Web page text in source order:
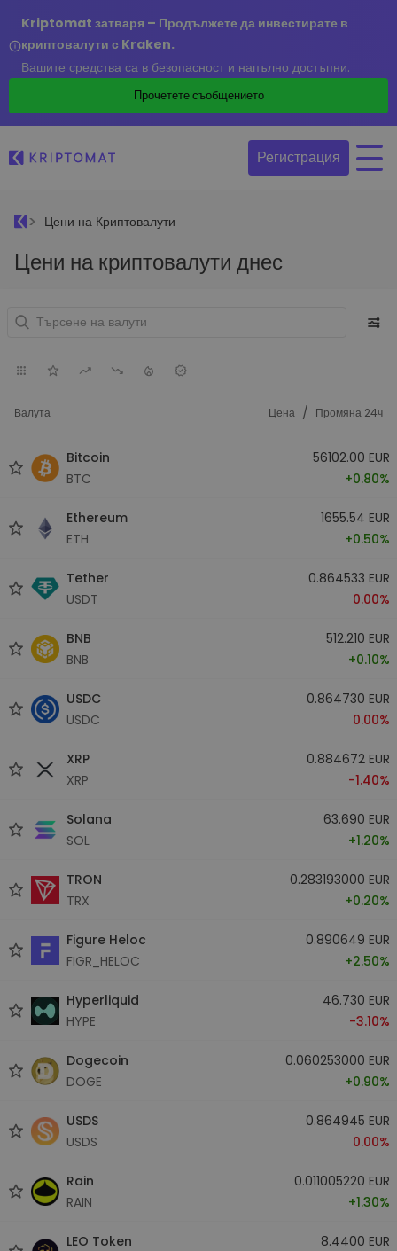
Kriptomat затваря – Продължете да инвестирате в
криптовалути с Kraken.
Вашите средства са в безопасност и напълно достъпни.
Прочетете съобщението
Регистрация
Цени на Криптовалути
Цени на криптовалути днес
Валута Цена / Промяна 24ч
Bitcoin
BTC
56102.00 EUR
+0.80%
Ethereum
ETH
1655.54 EUR
+0.50%
Tether
USDT
0.864533 EUR
0.00%
BNB
BNB
512.210 EUR
+0.10%
USDC
USDC
0.864730 EUR
0.00%
XRP
XRP
0.884672 EUR
-1.40%
Solana
SOL
63.690 EUR
+1.20%
TRON
TRX
0.283193000 EUR
+0.20%
Figure Heloc
FIGR_HELOC
0.890649 EUR
+2.50%
Hyperliquid
HYPE
46.730 EUR
-3.10%
Dogecoin
DOGE
0.060253000 EUR
+0.90%
USDS
USDS
0.864945 EUR
0.00%
Rain
RAIN
0.011005220 EUR
+1.30%
LEO Token
8.4400 EUR